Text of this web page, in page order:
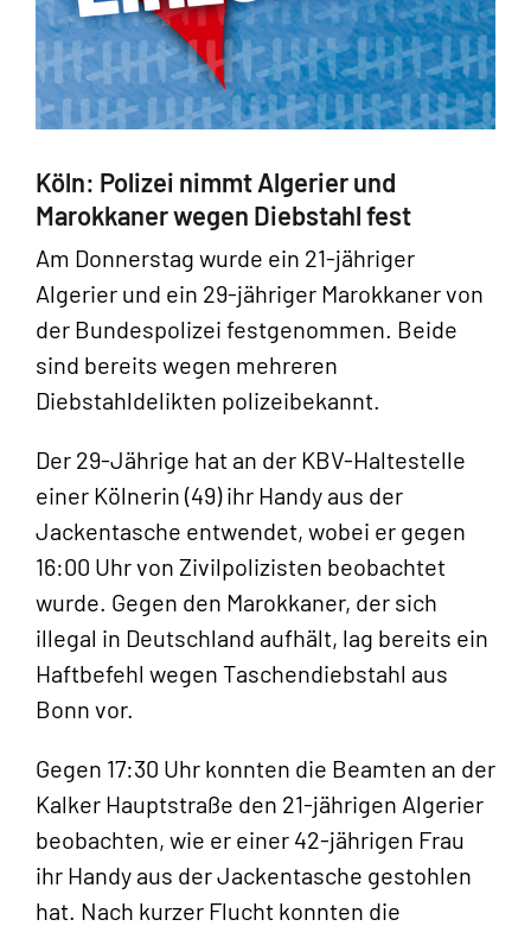
Köln: Polizei nimmt Algerier und
Marokkaner wegen Diebstahl fest
Am Donnerstag wurde ein 21-jähriger
Algerier und ein 29-jähriger Marokkaner von
der Bundespolizei festgenommen. Beide
sind bereits wegen mehreren
Diebstahldelikten polizeibekannt.
Der 29-Jährige hat an der KBV-Haltestelle
einer Kölnerin (49) ihr Handy aus der
Jackentasche entwendet, wobei er gegen
16:00 Uhr von Zivilpolizisten beobachtet
wurde. Gegen den Marokkaner, der sich
illegal in Deutschland aufhält, lag bereits ein
Haftbefehl wegen Taschendiebstahl aus
Bonn vor.
Gegen 17:30 Uhr konnten die Beamten an der
Kalker Hauptstraße den 21-jährigen Algerier
beobachten, wie er einer 42-jährigen Frau
ihr Handy aus der Jackentasche gestohlen
hat. Nach kurzer Flucht konnten die